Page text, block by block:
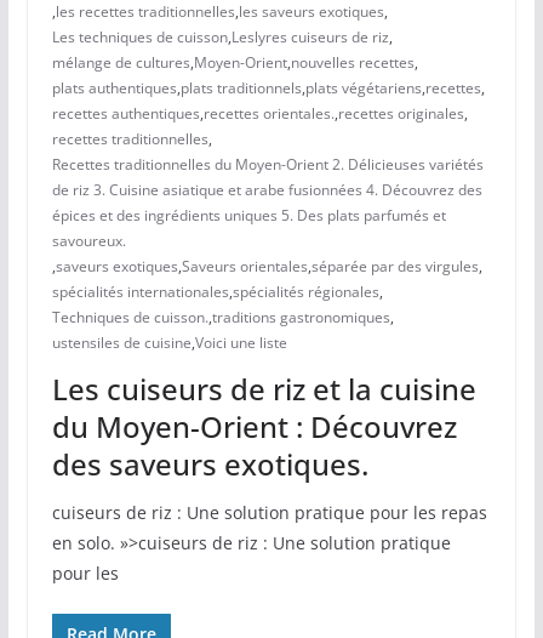
,les recettes traditionnelles,les saveurs exotiques,
Les techniques de cuisson,Leslyres cuiseurs de riz,
mélange de cultures,Moyen-Orient,nouvelles recettes,
plats authentiques,plats traditionnels,plats végétariens,recettes,
recettes authentiques,recettes orientales.,recettes originales,
recettes traditionnelles,
Recettes traditionnelles du Moyen-Orient 2. Délicieuses variétés
de riz 3. Cuisine asiatique et arabe fusionnées 4. Découvrez des
épices et des ingrédients uniques 5. Des plats parfumés et
savoureux.
,saveurs exotiques,Saveurs orientales,séparée par des virgules,
spécialités internationales,spécialités régionales,
Techniques de cuisson.,traditions gastronomiques,
ustensiles de cuisine,Voici une liste
Les cuiseurs de riz et la cuisine
du Moyen-Orient : Découvrez
des saveurs exotiques.
cuiseurs de riz : Une solution pratique pour les repas
en solo. »>cuiseurs de riz : Une solution pratique
pour les